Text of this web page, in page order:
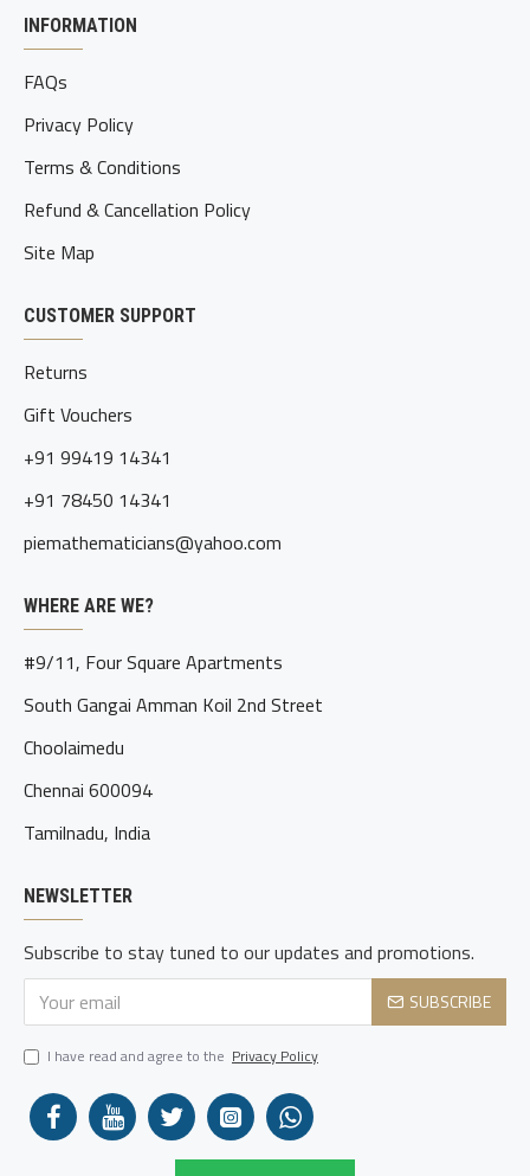
INFORMATION
FAQs
Privacy Policy
Terms & Conditions
Refund & Cancellation Policy
Site Map
CUSTOMER SUPPORT
Returns
Gift Vouchers
+91 99419 14341
+91 78450 14341
piemathematicians@yahoo.com
WHERE ARE WE?
#9/11, Four Square Apartments
South Gangai Amman Koil 2nd Street
Choolaimedu
Chennai 600094
Tamilnadu, India
NEWSLETTER
Subscribe to stay tuned to our updates and promotions.
SUBSCRIBE
I have read and agree to the Privacy Policy